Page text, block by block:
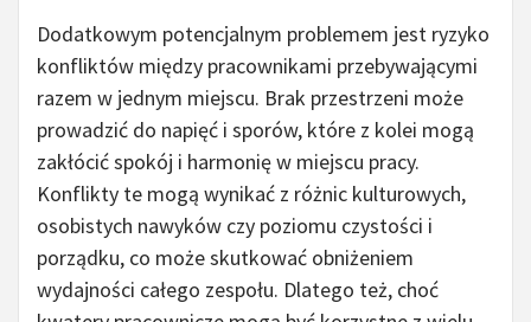
Dodatkowym potencjalnym problemem jest ryzyko
konfliktów między pracownikami przebywającymi
razem w jednym miejscu. Brak przestrzeni może
prowadzić do napięć i sporów, które z kolei mogą
zakłócić spokój i harmonię w miejscu pracy.
Konflikty te mogą wynikać z różnic kulturowych,
osobistych nawyków czy poziomu czystości i
porządku, co może skutkować obniżeniem
wydajności całego zespołu. Dlatego też, choć